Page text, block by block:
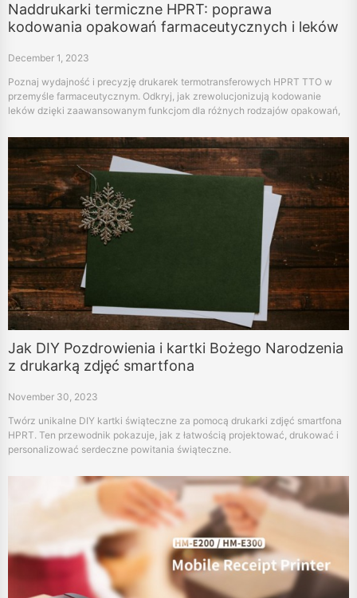
Naddrukarki termiczne HPRT: poprawa
kodowania opakowań farmaceutycznych i leków
December 1, 2023
Poznaj wydajność i precyzję drukarek termotransferowych HPRT TTO w
przemyśle farmaceutycznym. Odkryj, jak zrewolucjonizują kodowanie
leków dzięki zaawansowanym funkcjom dla różnych rodzajów opakowań,
Jak DIY Pozdrowienia i kartki Bożego Narodzenia
z drukarką zdjęć smartfona
November 30, 2023
Twórz unikalne DIY kartki świąteczne za pomocą drukarki zdjęć smartfona
HPRT. Ten przewodnik pokazuje, jak z łatwością projektować, drukować i
personalizować serdeczne powitania świąteczne.